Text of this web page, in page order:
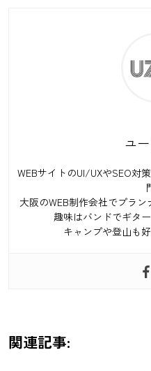
ユ
WEBサイトのUI/UXやSEO対
大阪のWEB制作会社でプラン
趣味はバンドでギタ
キャンプや登山も
関連記事: